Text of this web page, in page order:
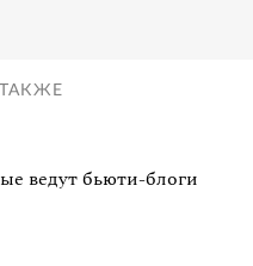
ведут бьюти-блоги